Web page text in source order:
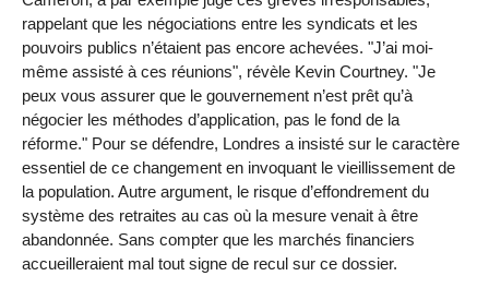
rappelant que les négociations entre les syndicats et les
pouvoirs publics n’étaient pas encore achevées. "J’ai moi-
même assisté à ces réunions", révèle Kevin Courtney. "Je
peux vous assurer que le gouvernement n’est prêt qu’à
négocier les méthodes d’application, pas le fond de la
réforme." Pour se défendre, Londres a insisté sur le caractère
essentiel de ce changement en invoquant le vieillissement de
la population. Autre argument, le risque d’effondrement du
système des retraites au cas où la mesure venait à être
abandonnée. Sans compter que les marchés financiers
accueilleraient mal tout signe de recul sur ce dossier.